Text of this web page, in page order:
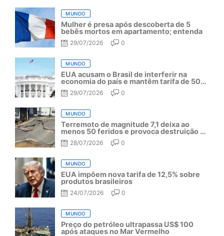
MUNDO
Mulher é presa após descoberta de 5
bebês mortos em apartamento; entenda
29/07/2026 0
MUNDO
EUA acusam o Brasil de interferir na
economia do país e mantêm tarifa de 50%
por mais um ano
29/07/2026 0
MUNDO
Terremoto de magnitude 7,1 deixa ao
menos 50 feridos e provoca destruição no
Japão
28/07/2026 0
MUNDO
EUA impõem nova tarifa de 12,5% sobre
produtos brasileiros
24/07/2026 0
MUNDO
Preço do petróleo ultrapassa US$ 100
após ataques no Mar Vermelho